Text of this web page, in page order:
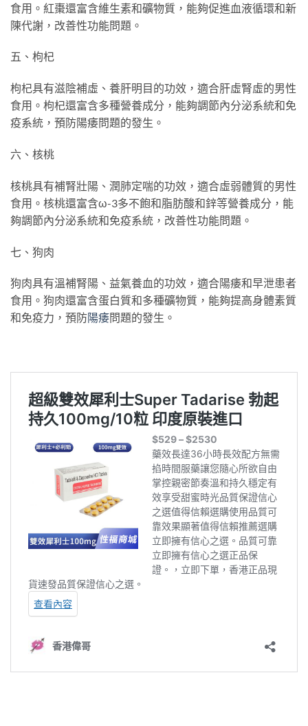
食用。紅棗還富含維生素和礦物質，能夠促進血液循環和新
陳代謝，改善性功能問題。
五、枸杞
枸杞具有滋陰補虛、養肝明目的功效，適合肝虛腎虛的男性
食用。枸杞還富含多種營養成分，能夠調節內分泌系統和免
疫系統，預防陽痿問題的發生。
六、核桃
核桃具有補腎壯陽、潤肺定喘的功效，適合虛弱體質的男性
食用。核桃還富含ω-3多不飽和脂肪酸和鋅等營養成分，能
夠調節內分泌系統和免疫系統，改善性功能問題。
七、狗肉
狗肉具有溫補腎陽、益氣養血的功效，適合陽痿和早泄患者
食用。狗肉還富含蛋白質和多種礦物質，能夠提高身體素質
和免疫力，預防陽痿問題的發生。